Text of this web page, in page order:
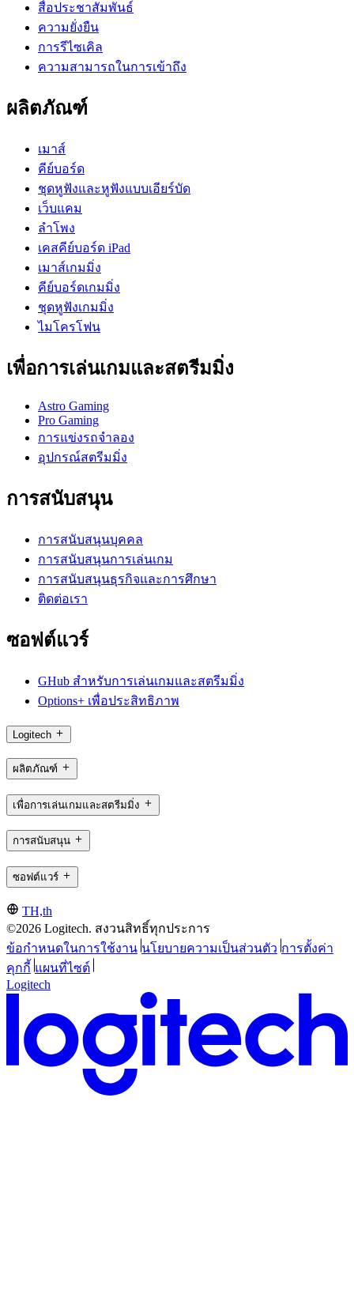
สื่อประชาสัมพันธ์
ความยั่งยืน
การรีไซเคิล
ความสามารถในการเข้าถึง
ผลิตภัณฑ์
เมาส์
คีย์บอร์ด
ชุดหูฟังและหูฟังแบบเอียร์บัด
เว็บแคม
ลำโพง
เคสคีย์บอร์ด iPad
เมาส์เกมมิ่ง
คีย์บอร์ดเกมมิ่ง
ชุดหูฟังเกมมิ่ง
ไมโครโฟน
เพื่อการเล่นเกมและสตรีมมิ่ง
Astro Gaming
Pro Gaming
การแข่งรถจำลอง
อุปกรณ์สตรีมมิ่ง
การสนับสนุน
การสนับสนุนบุคคล
การสนับสนุนการเล่นเกม
การสนับสนุนธุรกิจและการศึกษา
ติดต่อเรา
ซอฟต์แวร์
GHub สำหรับการเล่นเกมและสตรีมมิ่ง
Options+ เพื่อประสิทธิภาพ
Logitech
ผลิตภัณฑ์
เพื่อการเล่นเกมและสตรีมมิ่ง
การสนับสนุน
ซอฟต์แวร์
TH,th
©2026 Logitech. สงวนสิทธิ์ทุกประการ
ข้อกำหนดในการใช้งาน นโยบายความเป็นส่วนตัว การตั้งค่า
คุกกี้ แผนที่ไซต์
Logitech